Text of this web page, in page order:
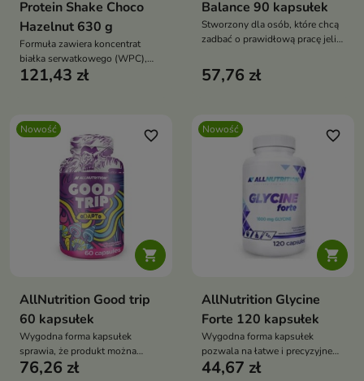
Protein Shake Choco
Hazelnut 630 g
Formuła zawiera koncentrat
białka serwatkowego (WPC),
który pomaga w utrzymaniu i
121,43 zł
Balance 90 kapsułek
Stworzony dla osób, które chcą
zadbać o prawidłową pracę jelit,
zwiększonego stresu
57,76 zł
Nowość

favorite_border
AllNutrition Good trip
60 kapsułek
Wygodna forma kapsułek
sprawia, że produkt można
łatwo zabrać ze sobą i stosować
76,26 zł
Nowość

favorite_border
AllNutrition Glycine
Forte 120 kapsułek
Wygodna forma kapsułek
pozwala na łatwe i precyzyjne
dawkowanie
44,67 zł